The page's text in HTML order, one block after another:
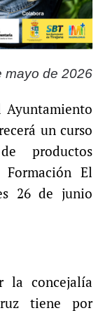
mayo de 2026
un curso
productos
El
26 de junio
la concejalía
tiene por